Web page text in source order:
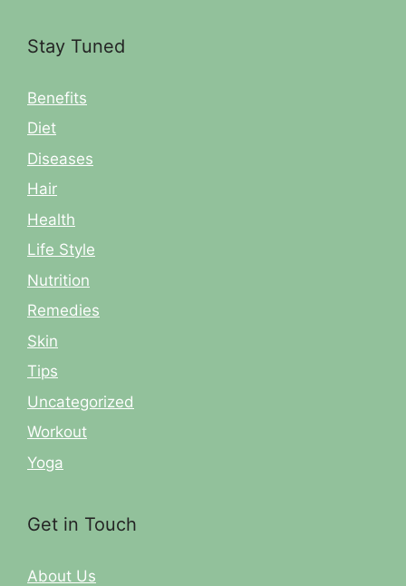
Stay Tuned
Benefits
Diet
Diseases
Hair
Health
Life Style
Nutrition
Remedies
Skin
Tips
Uncategorized
Workout
Yoga
Get in Touch
About Us